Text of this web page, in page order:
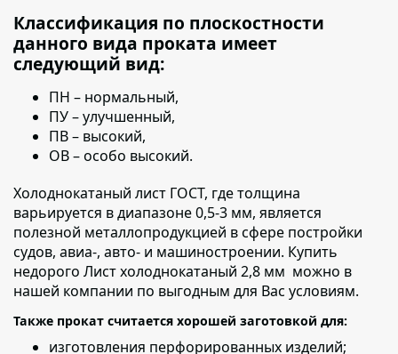
Классификация по плоскостности
данного вида проката имеет
следующий вид:
ПН – нормальный,
ПУ – улучшенный,
ПВ – высокий,
ОВ – особо высокий.
Холоднокатаный лист ГОСТ, где толщина
варьируется в диапазоне 0,5-3 мм, является
полезной металлопродукцией в сфере постройки
судов, авиа-, авто- и машиностроении. Купить
недорого Лист холоднокатаный 2,8 мм можно в
нашей компании по выгодным для Вас условиям.
Также прокат считается хорошей заготовкой для:
изготовления перфорированных изделий;